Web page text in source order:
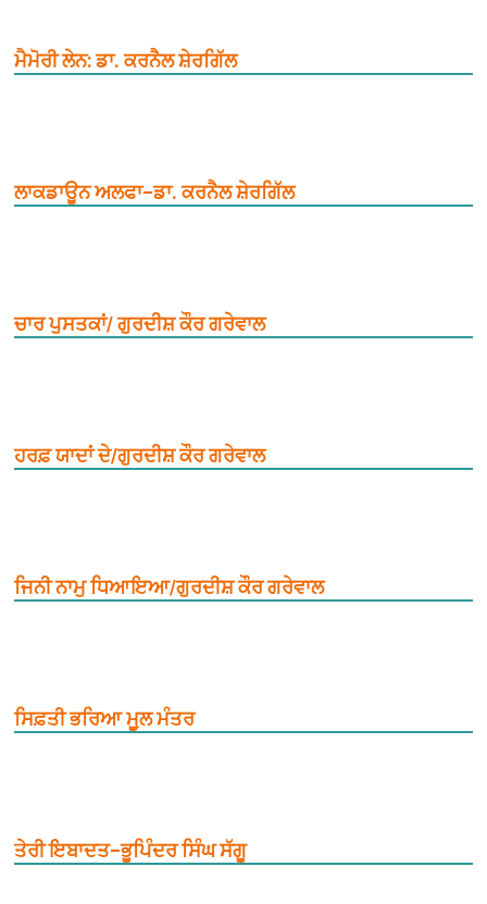
ਮੈਮੋਰੀ ਲੇਨ: ਡਾ. ਕਰਨੈਲ ਸ਼ੇਰਗਿੱਲ
ਲਾਕਡਾਊਨ ਅਲਫਾ–ਡਾ. ਕਰਨੈਲ ਸ਼ੇਰਗਿੱਲ
ਚਾਰ ਪੁਸਤਕਾਂ/ ਗੁਰਦੀਸ਼ ਕੌਰ ਗਰੇਵਾਲ
ਹਰਫ਼ ਯਾਦਾਂ ਦੇ/ਗੁਰਦੀਸ਼ ਕੌਰ ਗਰੇਵਾਲ
ਜਿਨੀ ਨਾਮੁ ਧਿਆਇਆ/ਗੁਰਦੀਸ਼ ਕੌਰ ਗਰੇਵਾਲ
ਸਿਫ਼ਤੀ ਭਰਿਆ ਮੂ਼ਲ ਮੰਤਰ
ਤੇਰੀ ਇਬਾਦਤ–ਭੂਪਿੰਦਰ ਸਿੰਘ ਸੱਗੂ